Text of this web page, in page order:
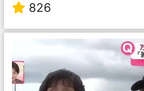
826